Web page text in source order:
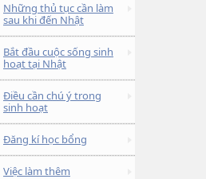
Những thủ tục cần làm
sau khi đến Nhật
Bắt đầu cuộc sống sinh
hoạt tại Nhật
Điều cần chú ý trong
sinh hoạt
Đăng kí học bổng
Việc làm thêm